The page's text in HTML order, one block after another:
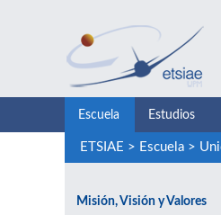
Escuela Estudios
ETSIAE > Escuela>
Misión, Visión y Valores